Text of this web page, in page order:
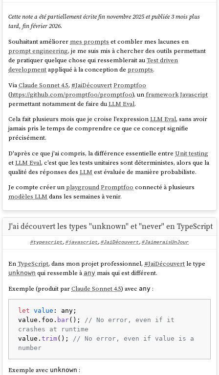
Cette note a été partiellement écrite fin novembre 2025 et publiée 3 mois plus
tard, fin février 2026.
Souhaitant améliorer mes prompts et combler mes lacunes en
prompt engineering, je me suis mis à chercher des outils permettant
de pratiquer quelque chose qui ressemblerait auTest driven
developmentappliqué à la conception de prompts.
ViaClaude Sonnet 4.5, #JaiDécouvert Promptfoo
(https://github.com/promptfoo/promptfoo), unframeworkJavascript
permettant notamment de faire duLLM Eval.
Cela fait plusieurs mois que je croise l'expressionLLM Eval, sans avoir
jamais pris le temps de comprendre ce que ce concept signifie
précisément.
D'après ce que j'ai compris, la différence essentielle entreUnit testing
etLLM Eval, c'est que les tests unitaires sont déterministes, alors que la
qualité des réponses desLLM est évaluée de manière probabiliste.
Je compte créer un playground Promptfooconnecté à plusieurs
modèles LLMdans les semaines à venir.
J'ai découvert les types "unknown" et "never" en TypeScript
#typescript, #javascript, #JaiDécouvert, #JaimeraisUnJour
EnTypeScript, dans mon projet professionnel, #JaiDécouvertle type
unknown qui ressemble à any mais qui est différent.
Exemple (produit parClaude Sonnet 4.5) avec any :
let value : any;
value. foo . bar(); // No error, even if it
crashes at runtime
value.trim(); // No error, even if value is a
number
Exemple avec unknown :